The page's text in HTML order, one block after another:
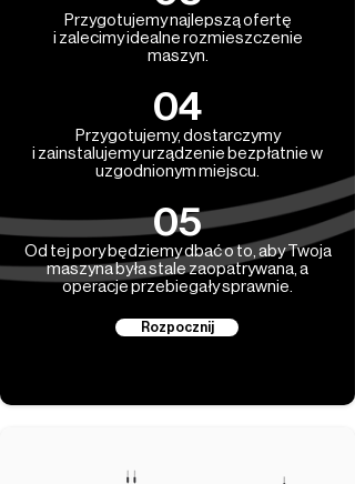
Przygotujemy najlepszą ofertę
i zalecimy idealne rozmieszczenie
maszyn.
04
Przygotujemy, dostarczymy
i zainstalujemy urządzenie bezpłatnie w
uzgodnionym miejscu.
05
Od tej pory będziemy dbać o to, aby Twoja
maszyna była stale zaopatrywana, a
operacje przebiegały sprawnie.
Rozpocznij